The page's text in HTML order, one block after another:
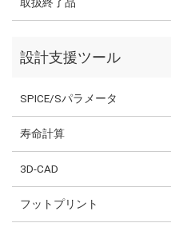
設計支援ツール
SPICE/Sパラメータ
寿命計算
3D-CAD
フットプリント